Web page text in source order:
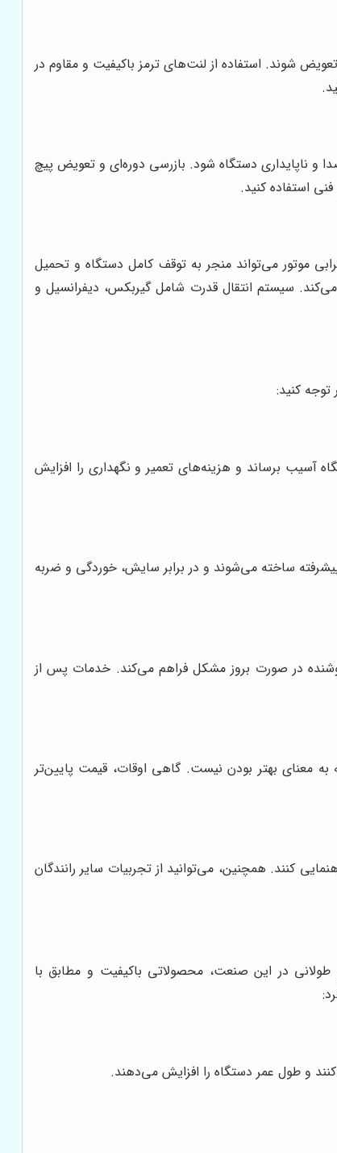
شوند. استفاده از لنت‌های ترمز باکیفیت و مقاوم در
و ناپایداری دستگاه شود. بازرسی دوره‌ای و تعویض پیچ
استفاده کنید.
موتور می‌تواند منجر به توقف کامل دستگاه و تحمیل
سیستم انتقال قدرت شامل گیربکس، دیفرانسیل و
کنید:
آسیب برساند و هزینه‌های تعمیر و نگهداری را افزایش
ساخته می‌شوند و در برابر سایش، خوردگی و ضربه
در صورت بروز مشکل فراهم می‌کند. خدمات پس از
به معنای بهتر بودن نیست. گاهی اوقات، قیمت پایین‌تر
کنند. همچنین، می‌توانید از تجربیات سایر رانندگان
طولانی در این صنعت، محصولاتی باکیفیت و مطابق با
و طول عمر دستگاه را افزایش می‌دهند.